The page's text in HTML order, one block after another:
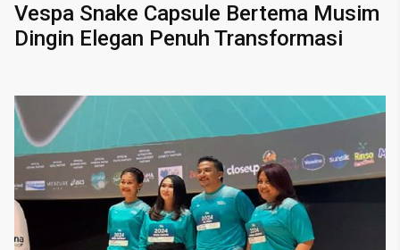
Vespa Snake Capsule Bertema Musim
Dingin Elegan Penuh Transformasi